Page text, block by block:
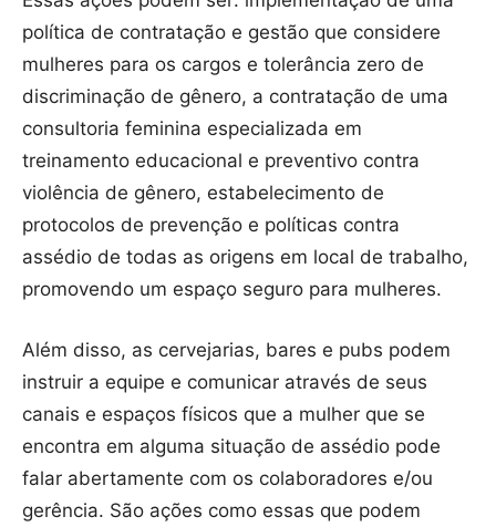
política de contratação e gestão que considere
mulheres para os cargos e tolerância zero de
discriminação de gênero, a contratação de uma
consultoria feminina especializada em
treinamento educacional e preventivo contra
violência de gênero, estabelecimento de
protocolos de prevenção e políticas contra
assédio de todas as origens em local de trabalho,
promovendo um espaço seguro para mulheres.
Além disso, as cervejarias, bares e pubs podem
instruir a equipe e comunicar através de seus
canais e espaços físicos que a mulher que se
encontra em alguma situação de assédio pode
falar abertamente com os colaboradores e/ou
gerência. São ações como essas que podem